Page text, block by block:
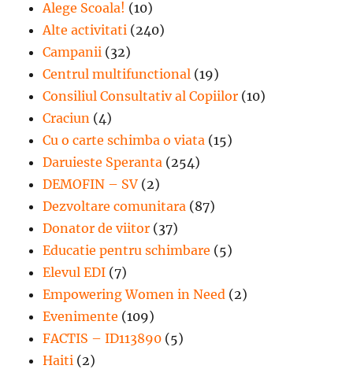
Alege Scoala! (10)
Alte activitati (240)
Campanii (32)
Centrul multifunctional (19)
Consiliul Consultativ al Copiilor (10)
Craciun (4)
Cu o carte schimba o viata (15)
Daruieste Speranta (254)
DEMOFIN – SV (2)
Dezvoltare comunitara (87)
Donator de viitor (37)
Educatie pentru schimbare (5)
Elevul EDI (7)
Empowering Women in Need (2)
Evenimente (109)
FACTIS – ID113890 (5)
Haiti (2)